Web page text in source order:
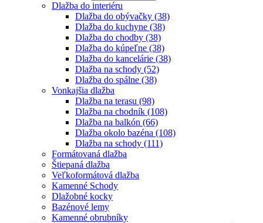
Dlažba do interiéru
Dlažba do obývačky (38)
Dlažba do kuchyne (38)
Dlažba do chodby (38)
Dlažba do kúpeľne (38)
Dlažba do kancelárie (38)
Dlažba na schody (52)
Dlažba do spálne (38)
Vonkajšia dlažba
Dlažba na terasu (98)
Dlažba na chodník (108)
Dlažba na balkón (66)
Dlažba okolo bazéna (108)
Dlažba na schody (111)
Formátovaná dlažba
Štiepaná dlažba
Veľkoformátová dlažba
Kamenné Schody
Dlažobné kocky
Bazénové lemy
Kamenné obrubníky